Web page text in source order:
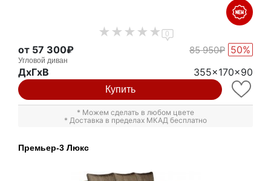
0
от 57 300₽ 85 950₽ 50%
Угловой диван
ДxГxВ 355x170x90
Купить
* Можем сделать в любом цвете
* Доставка в пределах МКАД бесплатно
Премьер-3 Люкс